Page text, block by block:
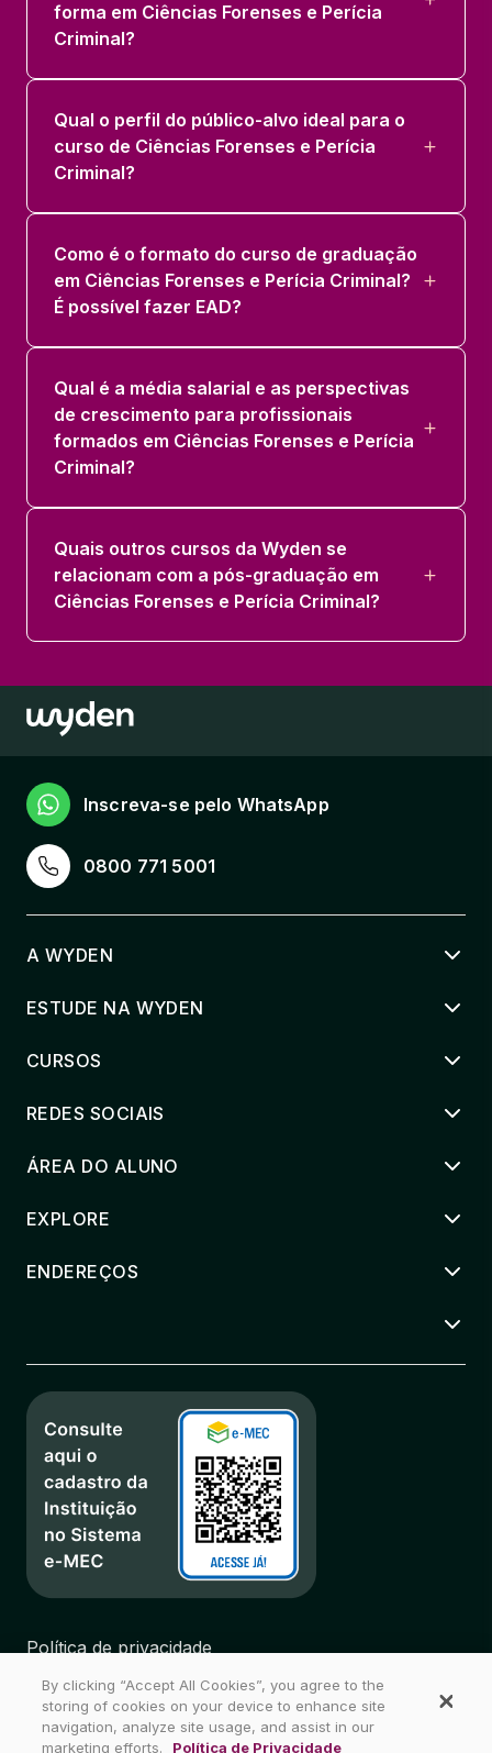
forma em Ciências Forenses e Perícia
Criminal?
Qual o perfil do público-alvo ideal para o
curso de Ciências Forenses e Perícia
Criminal?
Como é o formato do curso de graduação
em Ciências Forenses e Perícia Criminal?
É possível fazer EAD?
Qual é a média salarial e as perspectivas
de crescimento para profissionais
formados em Ciências Forenses e Perícia
Criminal?
Quais outros cursos da Wyden se
relacionam com a pós-graduação em
Ciências Forenses e Perícia Criminal?
0800 771 5001
Inscreva-se pelo WhatsApp
A WYDEN
ESTUDE NA WYDEN
CURSOS
REDES SOCIAIS
ÁREA DO ALUNO
EXPLORE
ENDEREÇOS
Política de privacidade
Biblioteca
Mapa do Site
By clicking “Accept All Cookies”, you agree to the
storing of cookies on your device to enhance site
navigation, analyze site usage, and assist in our
marketing efforts.
Política de Privacidade